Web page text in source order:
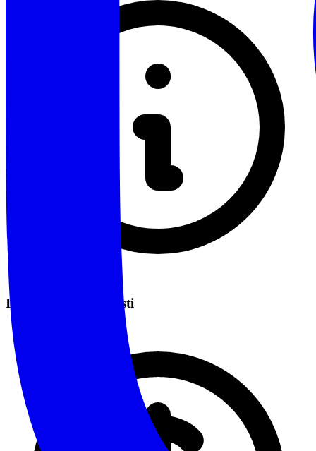
Informazioni sui Costi